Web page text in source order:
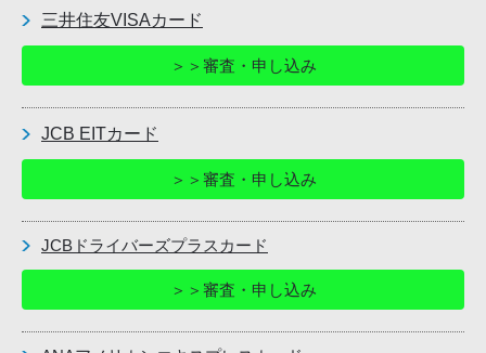
三井住友VISAカード
＞＞審査・申し込み
JCB EITカード
＞＞審査・申し込み
JCBドライバーズプラスカード
＞＞審査・申し込み